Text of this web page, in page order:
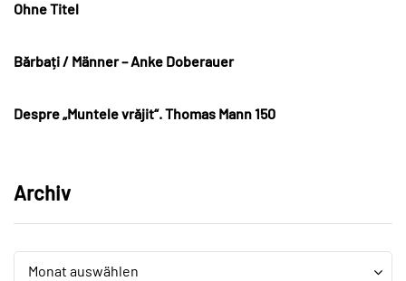
Ohne Titel
Bărbați / Männer – Anke Doberauer
Despre „Muntele vrăjit“. Thomas Mann 150
Archiv
Archiv
Monat auswählen
Archiv